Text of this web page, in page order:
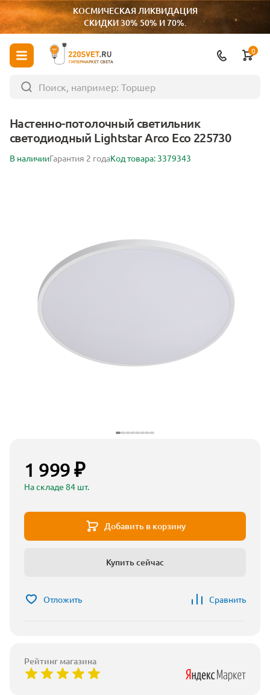
КОСМИЧЕСКАЯ ЛИКВИДАЦИЯ
СКИДКИ 30% 50% И 70%.
ГИПЕРМАРКЕТ СВЕТА
0
Настенно-потолочный светильник
светодиодный Lightstar Arco Eco 225730
В наличииГарантия 2 годаКод товара: 3379343
1 999 ₽
На складе 84 шт.
Добавить в корзину
Купить сейчас
Отложить Сравнить
Рейтинг магазина